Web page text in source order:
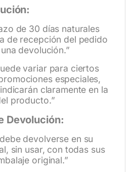
de 30 días naturales
de recepción del pedido
devolución.”
variar para ciertos
especiales,
claramente en la
producto.”
Devolución:
devolverse en su
sin usar, con todas sus
original.”